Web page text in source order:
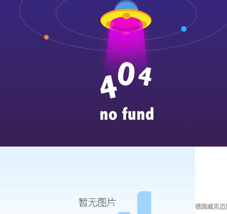
德国威克迈